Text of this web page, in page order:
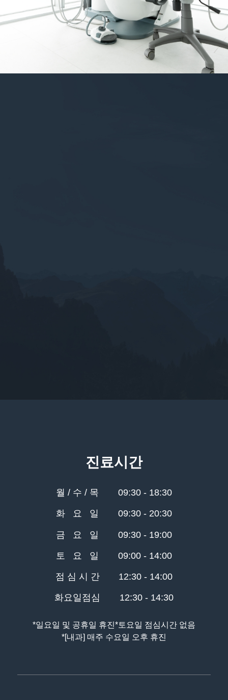
진료시간
월 / 수 / 목
09:30 - 18:30
화 요 일
09:30 - 20:30
금 요 일
09:30 - 19:00
토 요 일
09:00 - 14:00
점 심 시 간
12:30 - 14:00
화요일점심
12:30 - 14:30
*일요일 및 공휴일 휴진*토요일 점심시간 없음
*[내과] 매주 수요일 오후 휴진